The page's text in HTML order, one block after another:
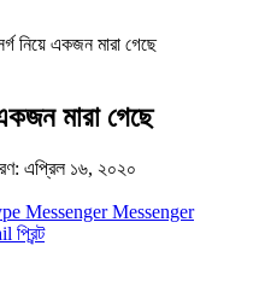
নিয়ে একজন মারা গেছে
মারা গেছে
এপ্রিল ১৬, ২০২০
Messenger Messenger
প্রিন্ট